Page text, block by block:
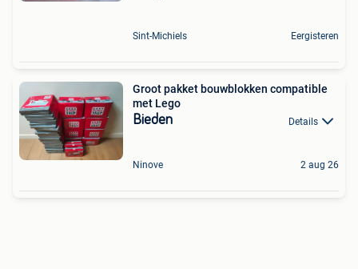
Sint-Michiels Eergisteren
Groot pakket bouwblokken compatible
met Lego
Bieden Details
Ninove 2 aug 26